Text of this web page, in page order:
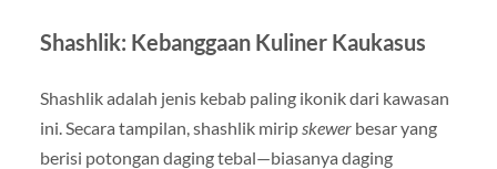
Shashlik: Kebanggaan Kuliner Kaukasus
Shashlik adalah jenis kebab paling ikonik dari kawasan
ini. Secara tampilan, shashlik miripskewerbesar yang
berisi potongan daging tebal—biasanya daging